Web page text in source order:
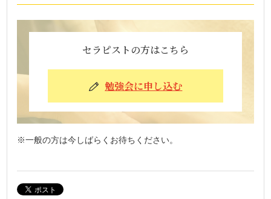
セラピストの方はこちら
勉強会に申し込む
※一般の方は今しばらくお待ちください。